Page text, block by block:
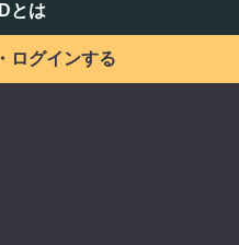
とは
ログインする